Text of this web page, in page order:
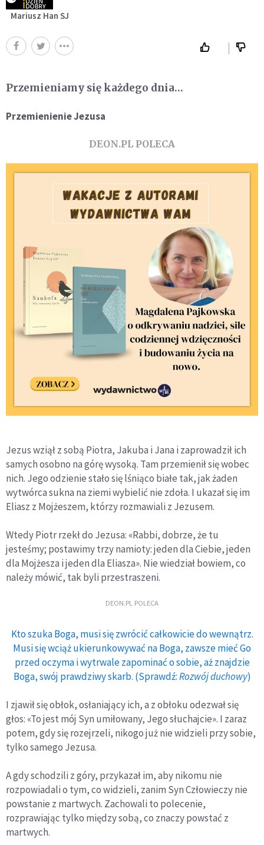
Mariusz Han SJ
Przemieniamy się każdego dnia…
Przemienienie Jezusa
DEON.PL POLECA
Jezus wziął z sobą Piotra, Jakuba i Jana i zaprowadził ich
samych osobno na górę wysoką. Tam przemienił się wobec
nich. Jego odzienie stało się lśniąco białe tak, jak żaden
wytwórca sukna na ziemi wybielić nie zdoła. I ukazał się im
Eliasz z Mojżeszem, którzy rozmawiali z Jezusem.
Wtedy Piotr rzekł do Jezusa: «Rabbi, dobrze, że tu
jesteśmy; postawimy trzy namioty: jeden dla Ciebie, jeden
dla Mojżesza i jeden dla Eliasza». Nie wiedział bowiem, co
należy mówić, tak byli przestraszeni.
DEON.PL POLECA
Kto szuka Boga, musi się zwrócić całkowicie do wewnątrz.
Musi się wciąż ukierunkowywać na Boga, zawsze mieć Go
przed oczyma i wytrwale zapominać o sobie, aż znajdzie
Boga, swój prawdziwy skarb. (Sprawdź:Rozwój duchowy)
I zjawił się obłok, osłaniający ich, a z obłoku odezwał się
głos: «To jest mój Syn umiłowany, Jego słuchajcie». I zaraz
potem, gdy się rozejrzeli, nikogo już nie widzieli przy sobie,
tylko samego Jezusa.
A gdy schodzili z góry, przykazał im, aby nikomu nie
rozpowiadali o tym, co widzieli, zanim Syn Człowieczy nie
powstanie z martwych. Zachowali to polecenie,
rozprawiając tylko między sobą, co znaczy powstać z
martwych.